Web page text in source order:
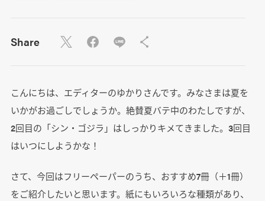
Share
こんにちは、エディターのゆかりさんです。みなさまは夏を
いかがお過ごしでしょうか。絶賛夏バテ中のわたしですが、
2回目の「シン・ゴジラ」はしっかりキメてきました。3回目
はいつにしようかな！
さて、今回はフリーペーパーのうち、おすすめ7冊（＋1冊）
をご紹介したいと思います。紙にもいろいろな種類があり、